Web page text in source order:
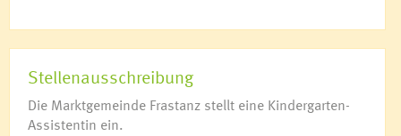
Stellenausschreibung
Die Marktgemeinde Frastanz stellt eine Kindergarten-
Assistentin ein.